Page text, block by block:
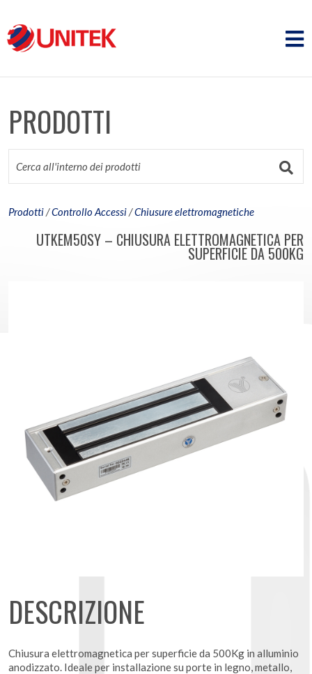
PRODOTTI
Prodotti/Controllo Accessi/Chiusure elettromagnetiche
UTKEM50SY – CHIUSURA ELETTROMAGNETICA PER
SUPERFICIE DA 500KG
DESCRIZIONE
Chiusura elettromagnetica per superficie da 500Kg in alluminio
anodizzato. Ideale per installazione su porte in legno, metallo,